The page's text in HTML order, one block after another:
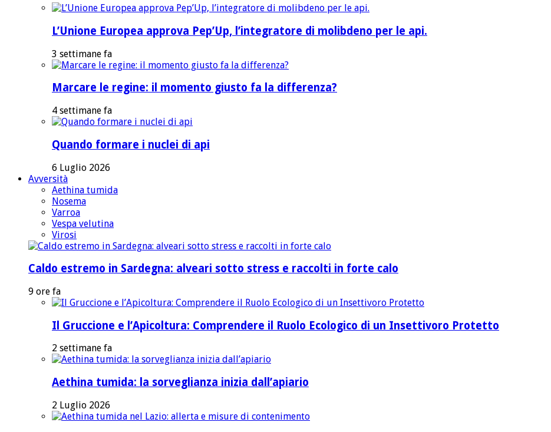
L’Unione Europea approva Pep’Up, l’integratore di molibdeno per le api.
3 settimane fa
Marcare le regine: il momento giusto fa la differenza?
4 settimane fa
Quando formare i nuclei di api
6 Luglio 2026
Avversità
Aethina tumida
Nosema
Varroa
Vespa velutina
Virosi
Caldo estremo in Sardegna: alveari sotto stress e raccolti in forte calo
9 ore fa
Il Gruccione e l’Apicoltura: Comprendere il Ruolo Ecologico di un Insettivoro Protetto
2 settimane fa
Aethina tumida: la sorveglianza inizia dall’apiario
2 Luglio 2026